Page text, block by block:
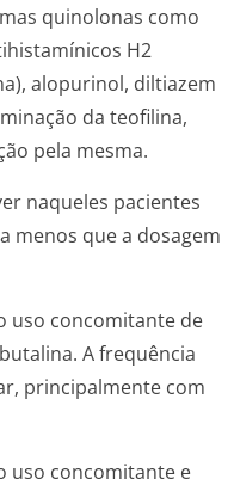
quinolonas como
H2
alopurinol, diltiazem
da teofilina,
pela mesma.
naqueles pacientes
menos que a dosagem
uso concomitante de
A frequência
principalmente com
uso concomitante e